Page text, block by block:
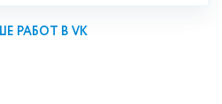
РАБОТ В VK